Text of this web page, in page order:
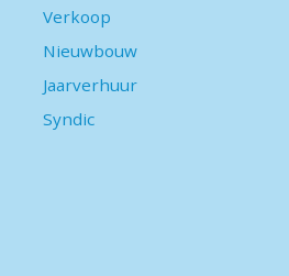
Verkoop
Nieuwbouw
Jaarverhuur
Syndic